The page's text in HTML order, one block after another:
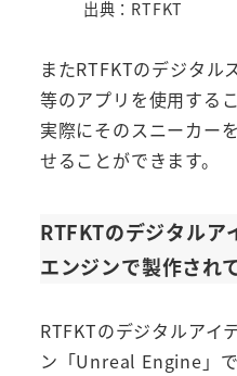
出典：RTFKT
またRTFKTのデジタ
等のアプリを使用する
実際にそのスニーカー
せることができます。
RTFKTのデジタルア
エンジンで製作され
RTFKTのデジタルアイ
ン「Unreal Engine」で